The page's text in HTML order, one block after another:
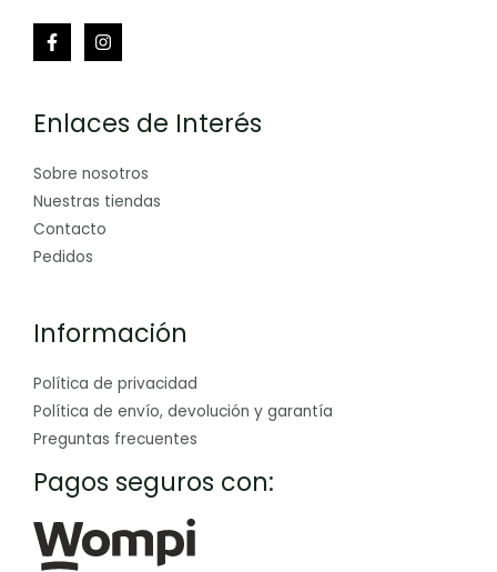
Enlaces de Interés
Sobre nosotros
Nuestras tiendas
Contacto
Pedidos
Información
Política de privacidad
Política de envío, devolución y garantía
Preguntas frecuentes
Pagos seguros con: